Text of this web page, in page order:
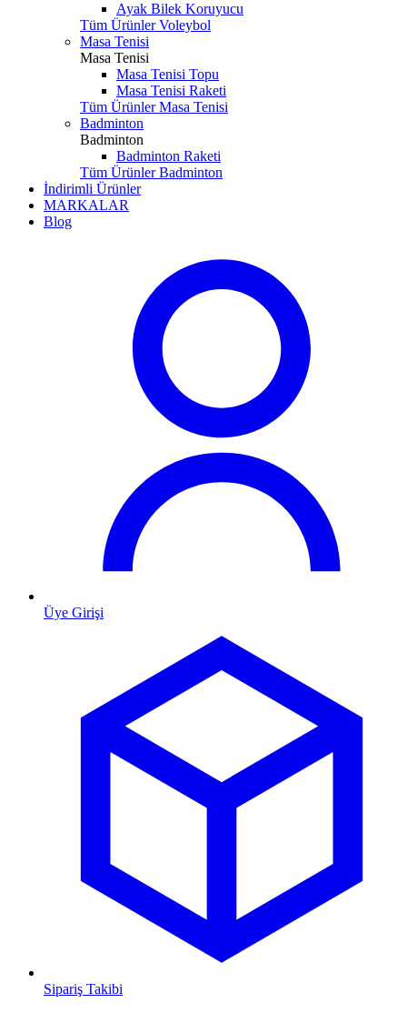
Ayak Bilek Koruyucu
Tüm Ürünler Voleybol
Masa Tenisi
Masa Tenisi
Masa Tenisi Topu
Masa Tenisi Raketi
Tüm Ürünler Masa Tenisi
Badminton
Badminton
Badminton Raketi
Tüm Ürünler Badminton
İndirimli Ürünler
MARKALAR
Blog
Üye Girişi
Sipariş Takibi